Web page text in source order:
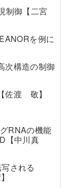
制御【二宮
を例に
次構造の制御
佐渡 敬】
RNAの機能
【中川真
される